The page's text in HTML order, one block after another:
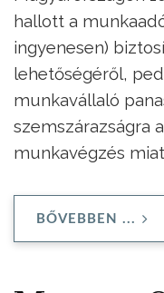
hallott a
ingyenesen)
lehetőségéről,
munkavállaló
szemszárazságra
munkavégzés
BŐVEBBEN ...